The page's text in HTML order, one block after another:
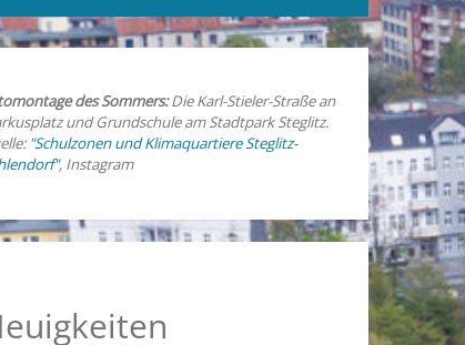
des Sommers:Die Karl-Stieler-Straße an
und Grundschule am Stadtpark Steglitz.
"Schulzonen und Klimaquartiere Steglitz-
, Instagram